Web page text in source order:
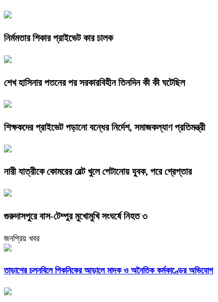
নির্মমতার শিকার প্রাইভেট কার চালক
শেখ হাসিনার পতনের পর সরকারবিহীন তিনদিন কী কী ঘটেছিল
শিক্ষকদের প্রাইভেট পড়ানো বন্ধের নির্দেশ, সমাজকল্যাণ প্রতিমন্ত্রী
নারী যাত্রীকে কোমরের বেল্ট খুলে পেটানোয় যুবক, পরে গ্রেপ্তার
গুরুদাসপুরে বাস-টেম্পুর মুখোমুখি সংঘর্ষে নিহত ৩
জনপ্রিয় খবর
তাড়াশের চলনবিলে পিকনিকের আড়ালে মাদক ও অনৈতিক কর্মকাণ্ডের অভিযোগ